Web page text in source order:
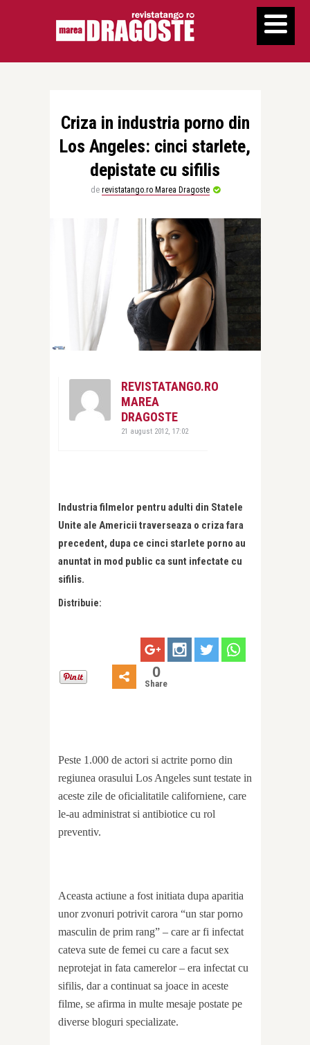
Criza in industria porno din
Los Angeles: cinci starlete,
depistate cu sifilis
de revistatango.ro Marea Dragoste
REVISTATANGO.RO
MAREA
DRAGOSTE
21 august 2012, 17:02
Industria filmelor pentru adulti din Statele
Unite ale Americii traverseaza o criza fara
precedent, dupa ce cinci starlete porno au
anuntat in mod public ca sunt infectate cu
sifilis.
Distribuie:
0
Share
Peste 1.000 de actori si actrite porno din
regiunea orasului Los Angeles sunt testate in
aceste zile de oficialitatile californiene, care
le-au administrat si antibiotice cu rol
preventiv.
Aceasta actiune a fost initiata dupa aparitia
unor zvonuri potrivit carora “un star porno
masculin de prim rang” – care ar fi infectat
cateva sute de femei cu care a facut sex
neprotejat in fata camerelor – era infectat cu
sifilis, dar a continuat sa joace in aceste
filme, se afirma in multe mesaje postate pe
diverse bloguri specializate.